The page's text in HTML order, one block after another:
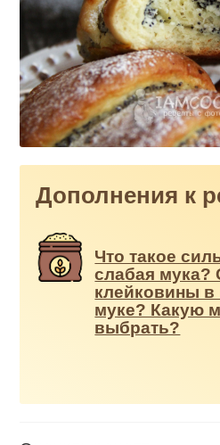
Дополнения к
Что такое
слабая мука?
клейковины
муке? Какую
выбрать?